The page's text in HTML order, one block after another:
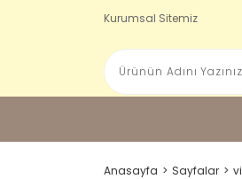
Kurumsal Sitemiz
Anasayfa Sayfalar